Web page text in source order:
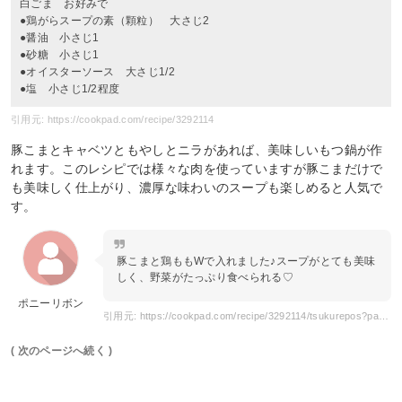
白ごま お好みで
●鶏がらスープの素（顆粒） 大さじ2
●醤油 小さじ1
●砂糖 小さじ1
●オイスターソース 大さじ1/2
●塩 小さじ1/2程度
引用元: https://cookpad.com/recipe/3292114
豚こまとキャベツともやしとニラがあれば、美味しいもつ鍋が作
れます。このレシピでは様々な肉を使っていますが豚こまだけで
も美味しく仕上がり、濃厚な味わいのスープも楽しめると人気で
す。
ポニーリボン
豚こまと鶏ももWで入れました♪スープがとても美味
しく、野菜がたっぷり食べられる♡
引用元: https://cookpad.com/recipe/3292114/tsukurepos?page=2
( 次のページへ続く )